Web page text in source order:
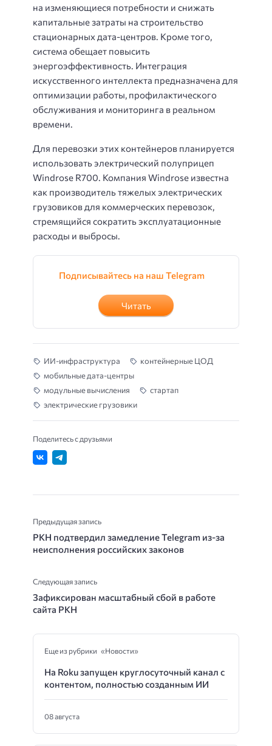
на изменяющиеся потребности и снижать
капитальные затраты на строительство
стационарных дата-центров. Кроме того,
система обещает повысить
энергоэффективность. Интеграция
искусственного интеллекта предназначена для
оптимизации работы, профилактического
обслуживания и мониторинга в реальном
времени.
Для перевозки этих контейнеров планируется
использовать электрический полуприцеп
Windrose R700. Компания Windrose известна
как производитель тяжелых электрических
грузовиков для коммерческих перевозок,
стремящийся сократить эксплуатационные
расходы и выбросы.
Подписывайтесь на наш Telegram
Читать
ИИ-инфраструктура
контейнерные ЦОД
мобильные дата-центры
модульные вычисления
стартап
электрические грузовики
Поделитесь с друзьями
Предыдущая запись
РКН подтвердил замедление Telegram из-за
неисполнения российских законов
Следующая запись
Зафиксирован масштабный сбой в работе
сайта РКН
Еще из рубрики «Новости»
На Roku запущен круглосуточный канал с
контентом, полностью созданным ИИ
08 августа